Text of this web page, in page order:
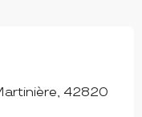
42820